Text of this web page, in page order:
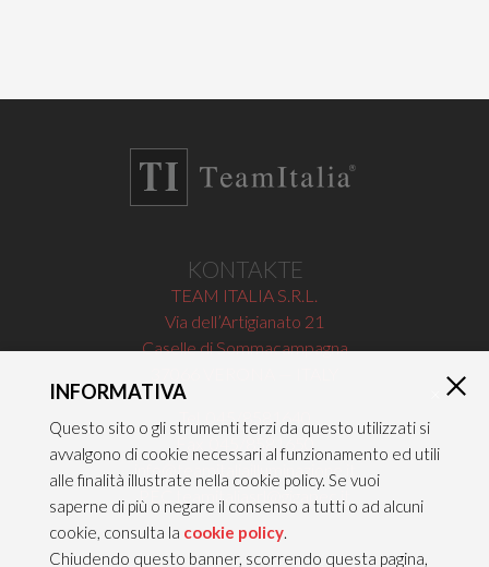
KONTAKTE
TEAM ITALIA S.R.L.
Via dell’Artigianato 21
Caselle di Sommacampagna
Tel 045/8581640
Fax 045/8581650
info@teamitaliailluminazione.it
PEC teamitaliasrl@gigapec.it
INFORMATIVA
Questo sito o gli strumenti terzi da questo utilizzati si
avvalgono di cookie necessari al funzionamento ed utili
alle finalità illustrate nella cookie policy. Se vuoi
saperne di più o negare il consenso a tutti o ad alcuni
cookie, consulta la cookie policy.
Chiudendo questo banner, scorrendo questa pagina,